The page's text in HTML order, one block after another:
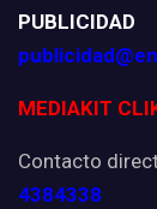
PUBLICIDAD
MEDIAKIT
Contacto
4384338